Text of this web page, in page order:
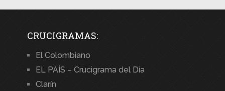
CRUCIGRAMAS:
El Colombiano
EL PAÍS – Crucigrama del Día
Clarín